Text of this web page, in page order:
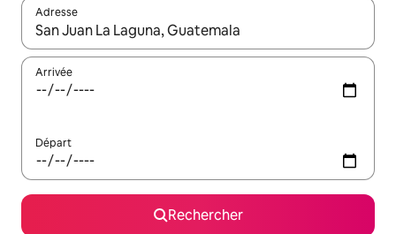
Adresse
Lorsque les résultats s'affichent, utilisez les flèches vers le
Arrivée
Départ
Rechercher